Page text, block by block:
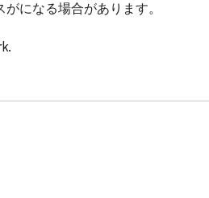
になる場合があります。
from this.
may be more useful.